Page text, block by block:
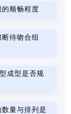
顺畅程度
待吻合组
成型是否规
量与排列是